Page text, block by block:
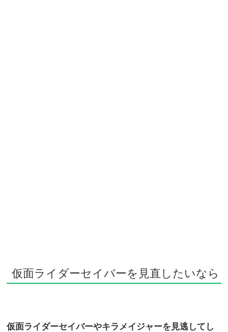
仮面ライダーセイバーを見直したいなら
仮面ライダーセイバーやキラメイジャーを見逃してし